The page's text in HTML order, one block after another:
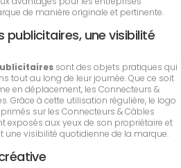
de manière originale et pertinente.
publicitaires, une visibilité
sont des objets pratiques qui
tout au long de leur journée. Que ce soit
en déplacement, les Connecteurs &
Grâce à cette utilisation régulière, le logo
sur les Connecteurs & Câbles
aux yeux de son propriétaire et
une visibilité quotidienne de la marque.